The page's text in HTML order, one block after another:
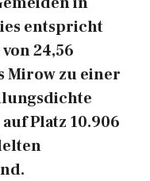
entspricht
24,56
Mirow zu einer
Platz 10.906